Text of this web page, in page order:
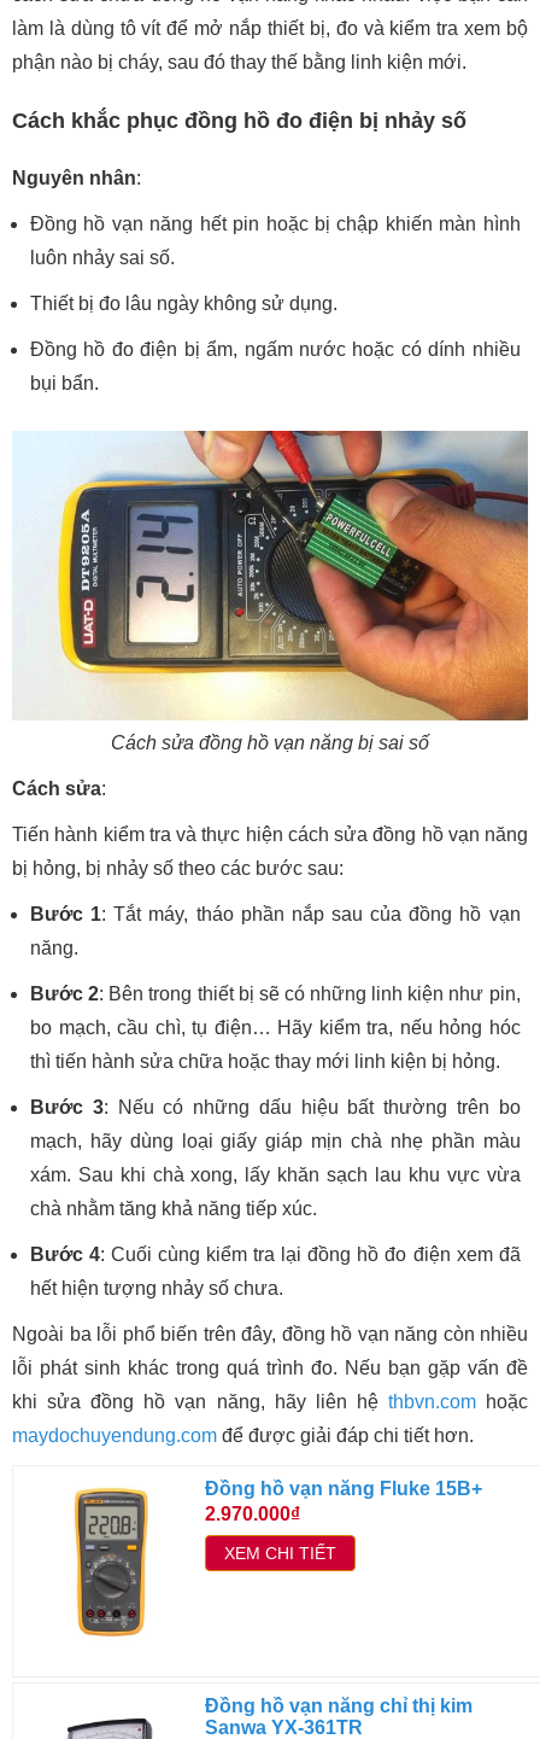
làm là dùng tô vít để mở nắp thiết bị, đo và kiểm tra xem bộ
phận nào bị cháy, sau đó thay thế bằng linh kiện mới.
Cách khắc phục đồng hồ đo điện bị nhảy số
Nguyên nhân:
Đồng hồ vạn năng hết pin hoặc bị chập khiến màn hình
luôn nhảy sai số.
Thiết bị đo lâu ngày không sử dụng.
Đồng hồ đo điện bị ẩm, ngấm nước hoặc có dính nhiều
bụi bẩn.
Cách sửa đồng hồ vạn năng bị sai số
Cách sửa:
Tiến hành kiểm tra và thực hiện cách sửa đồng hồ vạn năng
bị hỏng, bị nhảy số theo các bước sau:
Bước 1: Tắt máy, tháo phần nắp sau của đồng hồ vạn
năng.
Bước 2: Bên trong thiết bị sẽ có những linh kiện như pin,
bo mạch, cầu chì, tụ điện… Hãy kiểm tra, nếu hỏng hóc
thì tiến hành sửa chữa hoặc thay mới linh kiện bị hỏng.
Bước 3: Nếu có những dấu hiệu bất thường trên bo
mạch, hãy dùng loại giấy giáp mịn chà nhẹ phần màu
xám. Sau khi chà xong, lấy khăn sạch lau khu vực vừa
chà nhằm tăng khả năng tiếp xúc.
Bước 4: Cuối cùng kiểm tra lại đồng hồ đo điện xem đã
hết hiện tượng nhảy số chưa.
Ngoài ba lỗi phổ biến trên đây, đồng hồ vạn năng còn nhiều
lỗi phát sinh khác trong quá trình đo. Nếu bạn gặp vấn đề
khi sửa đồng hồ vạn năng, hãy liên hệ thbvn.comhoặc
maydochuyendung.com để được giải đáp chi tiết hơn.
Đồng hồ vạn năng Fluke 15B+
2.970.000₫
XEM CHI TIẾT
Đồng hồ vạn năng chỉ thị kim
Sanwa YX-361TR